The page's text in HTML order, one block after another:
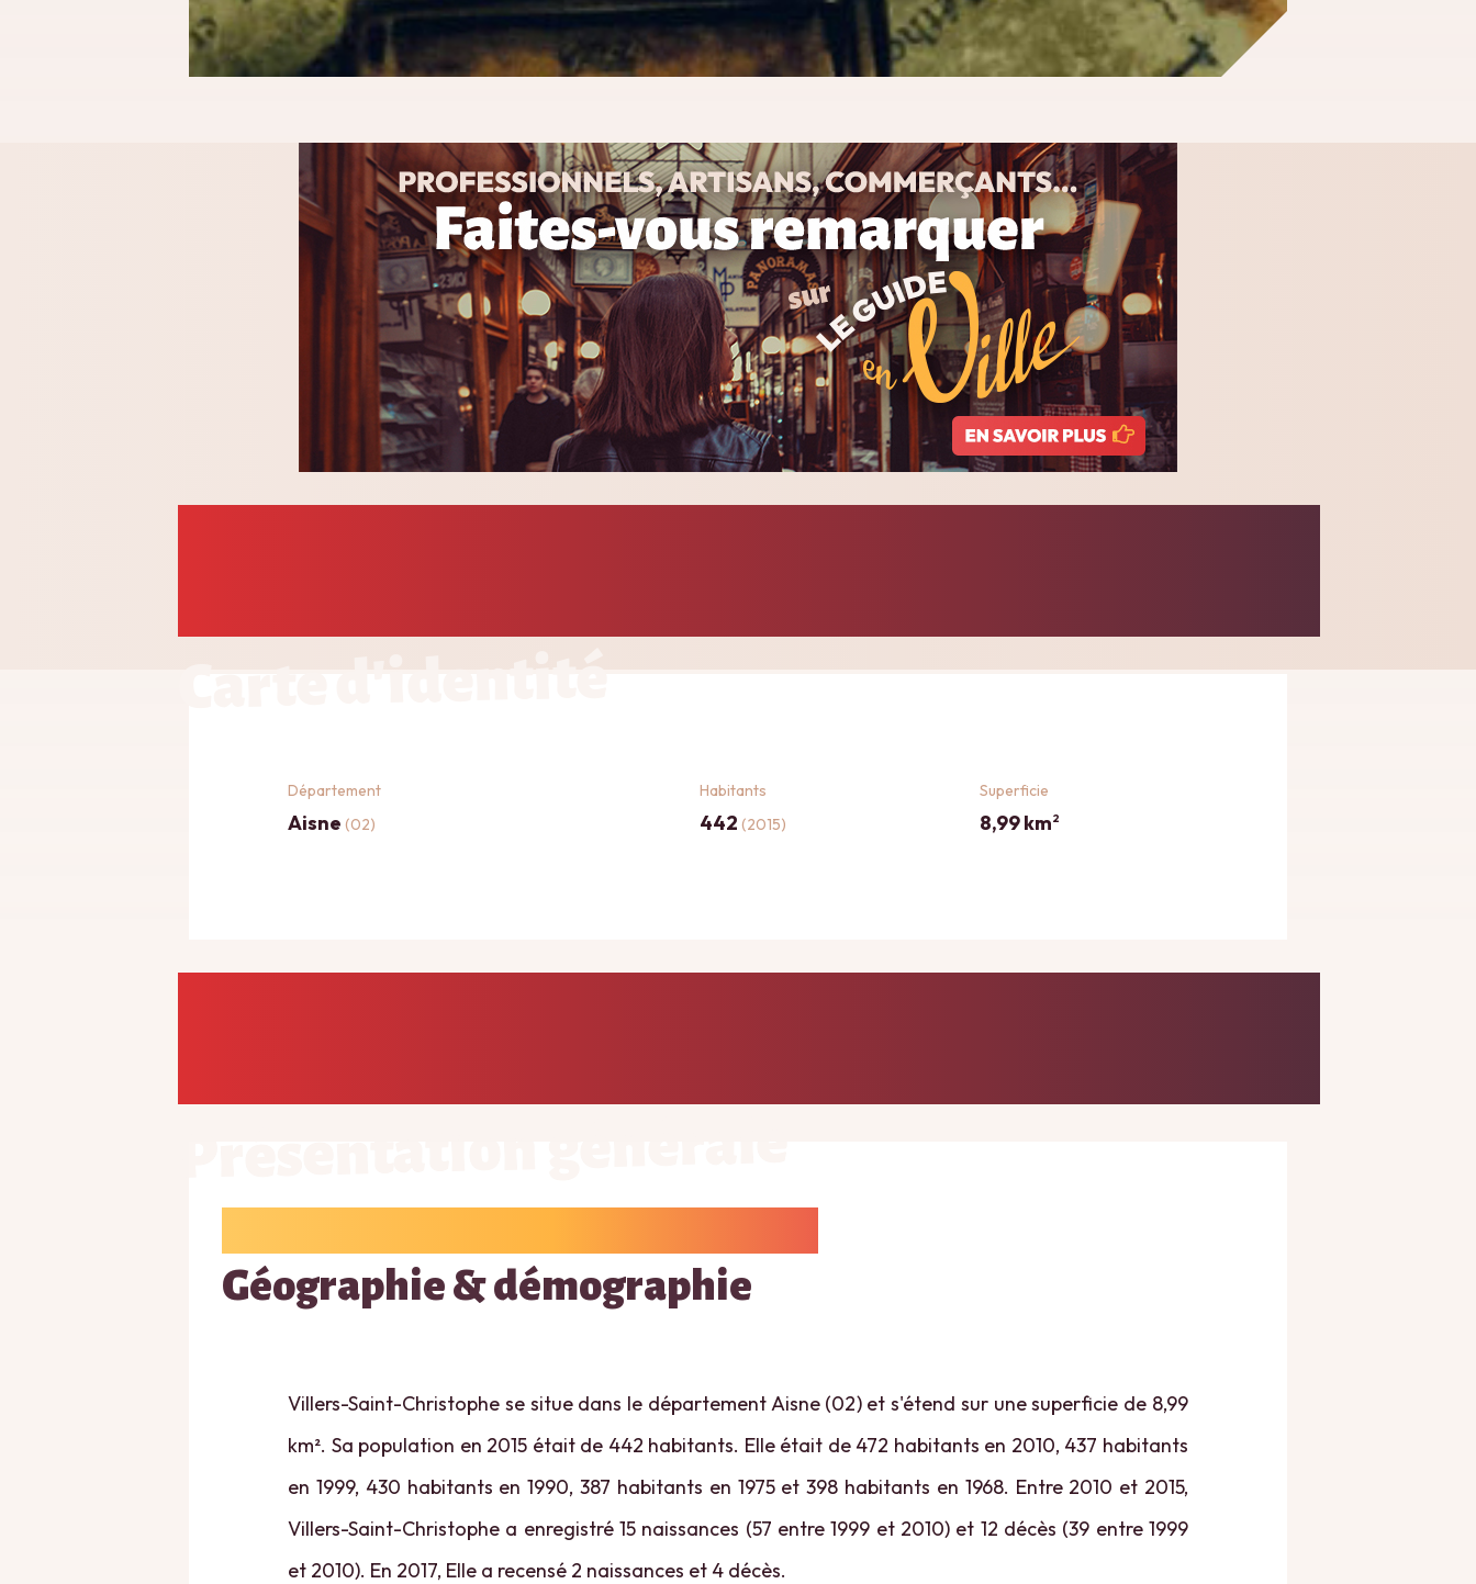
Carte d'identité
Département
Aisne (02)
Habitants
442 (2015)
Superficie
8,99 km2
Géographie & démographie
Villers-Saint-Christophe se situe dans le département Aisne (02) et s'étend sur une superficie de 8,99
km². Sa population en 2015 était de 442 habitants. Elle était de 472 habitants en 2010, 437 habitants
en 1999, 430 habitants en 1990, 387 habitants en 1975 et 398 habitants en 1968. Entre 2010 et 2015,
Villers-Saint-Christophe a enregistré 15 naissances (57 entre 1999 et 2010) et 12 décès (39 entre 1999
et 2010). En 2017, Elle a recensé 2 naissances et 4 décès.